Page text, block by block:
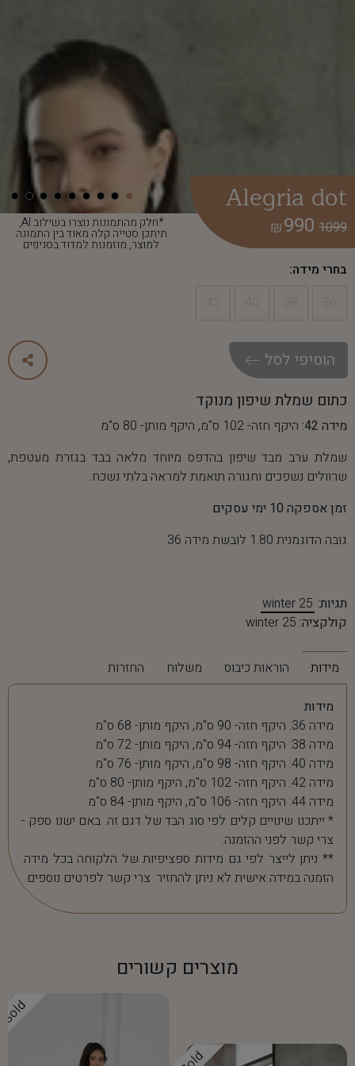
*חלק מהתמונות נוצרו בשילוב AI,
תיתכן סטייה קלה מאוד בין התמונה
למוצר, מוזמנות למדוד בסניפים
Alegria dot
1099
990
₪
בחרי מידה:
הוסיפי לסל
כתום שמלת שיפון מנוקד
מידה 42:
היקף חזה- 102 ס"מ, היקף מותן- 80 ס"מ
שמלת ערב מבד שיפון בהדפס מיוחד מלאה בבד בגזרת מעטפת,
שרוולים נשפכים וחגורה תואמת למראה בלתי נשכח.
זמן אספקה 10 ימי עסקים
גובה הדוגמנית 1.80 לובשת מידה 36
תגיות: winter 25
קולקציה: winter 25
מידות הוראות כיבוס משלוח החזרות
מידות
מידה 36: היקף חזה- 90 ס"מ, היקף מותן- 68 ס"מ
מידה 38: היקף חזה- 94 ס"מ, היקף מותן- 72 ס"מ
מידה 40: היקף חזה- 98 ס"מ, היקף מותן- 76 ס"מ
מידה 42: היקף חזה- 102 ס"מ, היקף מותן- 80 ס"מ
מידה 44: היקף חזה- 106 ס"מ, היקף מותן- 84 ס"מ
* ייתכנו שינויים קלים לפי סוג הבד של דגם זה. באם ישנו ספק -
צרי קשר לפני ההזמנה.
** ניתן לייצר לפי גם מידות ספציפיות של הלקוחה בכל מידה.
הזמנה במידה אישית לא ניתן להחזיר. צרי קשר לפרטים נוספים.
מוצרים קשורים
Sold